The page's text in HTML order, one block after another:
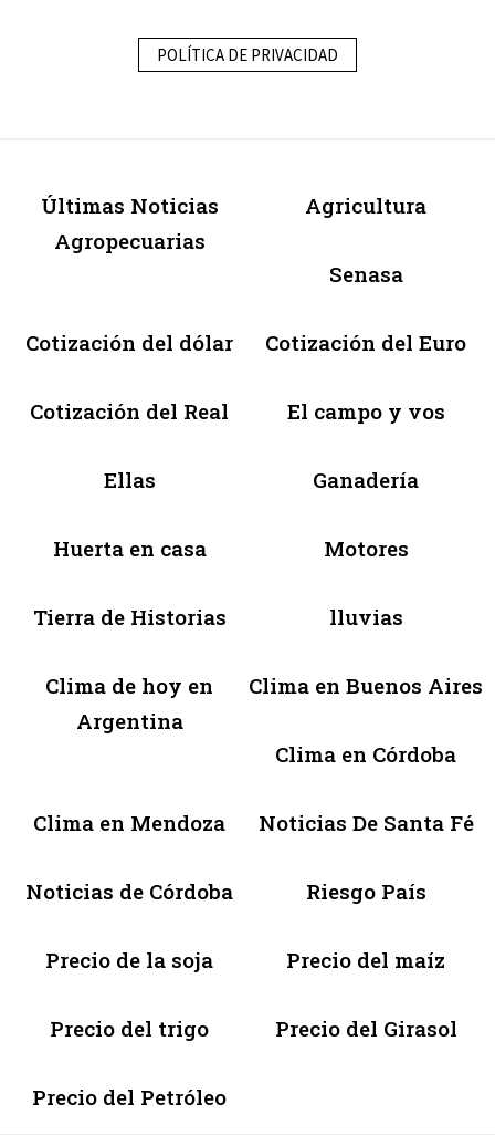
POLÍTICA DE PRIVACIDAD
Últimas Noticias
Agropecuarias
Agricultura
Senasa
Cotización del dólar Cotización del Euro
Cotización del Real El campo y vos
Ellas Ganadería
Huerta en casa Motores
Tierra de Historias lluvias
Clima de hoy en
Argentina
Clima en Buenos Aires
Clima en Córdoba
Clima en Mendoza Noticias De Santa Fé
Noticias de Córdoba Riesgo País
Precio de la soja Precio del maíz
Precio del trigo Precio del Girasol
Precio del Petróleo